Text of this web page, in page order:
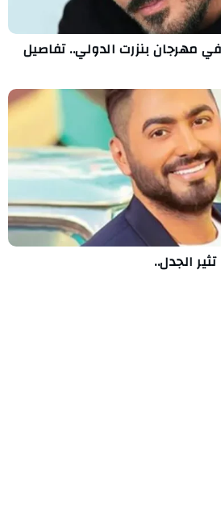
مهرجان بنزرت الدولي.. تفاصيل
الجدل..